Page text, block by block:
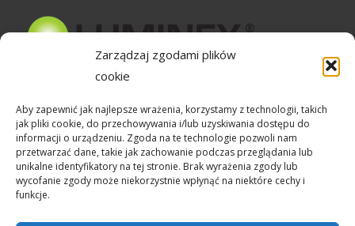
Zarządzaj zgodami plików
cookie
Aby zapewnić jak najlepsze wrażenia, korzystamy z technologii, takich
jak pliki cookie, do przechowywania i/lub uzyskiwania dostępu do
informacji o urządzeniu. Zgoda na te technologie pozwoli nam
przetwarzać dane, takie jak zachowanie podczas przeglądania lub
unikalne identyfikatory na tej stronie. Brak wyrażenia zgody lub
wycofanie zgody może niekorzystnie wpłynąć na niektóre cechy i
funkcje.
Bezpieczne zakupy